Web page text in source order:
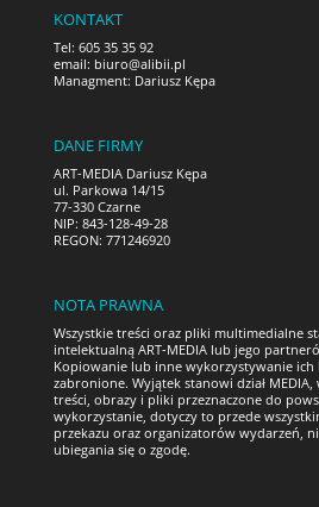
o
o
KONTAKT
Tel: 605 35 35 92
email: biuro@alibii.pl
Managment: Dariusz Kępa
DANE FIRMY
ART-MEDIA Dariusz Kępa
ul. Parkowa 14/15
77-330 Czarne
NIP: 843-128-49-28
REGON: 771246920
NOTA PRAWNA
Wszystkie treści oraz pliki multimedialne
intelektualną ART-MEDIA lub jego
Kopiowanie lub inne wykorzystywanie ich
zabronione. Wyjątek stanowi dział
treści, obrazy i pliki przeznaczone do
wykorzystanie, dotyczy to przede
przekazu oraz organizatorów wydarzeń,
ubiegania się o zgodę.